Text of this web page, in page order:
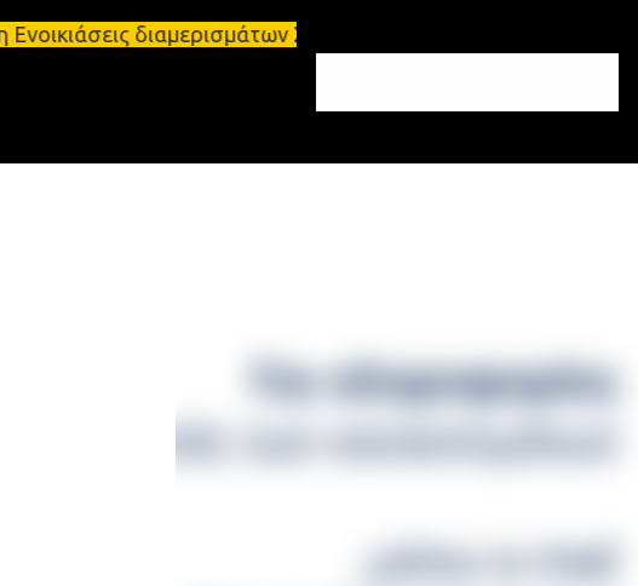
διαμερισμάτων Σπάρτη και Λακωνία Σπάρτη -